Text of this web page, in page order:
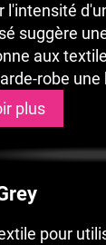
l'intensité
suggère
aux
robe
plus
pour